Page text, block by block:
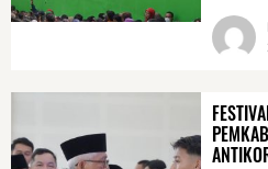
(31/7/